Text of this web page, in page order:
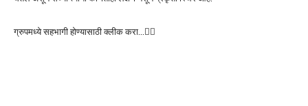
ग्रुपमध्ये सहभागी होण्यासाठी क्लीक करा…👆🏻